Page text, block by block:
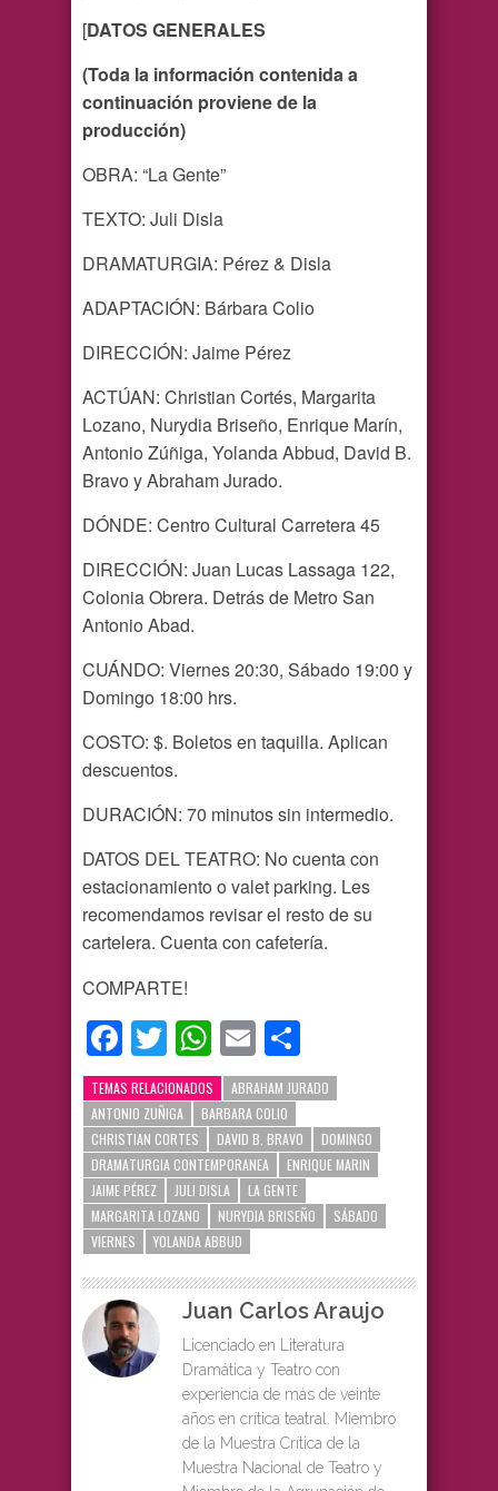
[DATOS GENERALES
(Toda la información contenida a
continuación proviene de la
producción)
OBRA: “La Gente”
TEXTO: Juli Disla
DRAMATURGIA: Pérez & Disla
ADAPTACIÓN: Bárbara Colio
DIRECCIÓN: Jaime Pérez
ACTÚAN: Christian Cortés, Margarita
Lozano, Nurydia Briseño, Enrique Marín,
Antonio Zúñiga, Yolanda Abbud, David B.
Bravo y Abraham Jurado.
DÓNDE: Centro Cultural Carretera 45
DIRECCIÓN: Juan Lucas Lassaga 122,
Colonia Obrera. Detrás de Metro San
Antonio Abad.
CUÁNDO: Viernes 20:30, Sábado 19:00 y
Domingo 18:00 hrs.
COSTO: $. Boletos en taquilla. Aplican
descuentos.
DURACIÓN: 70 minutos sin intermedio.
DATOS DEL TEATRO: No cuenta con
estacionamiento o valet parking. Les
recomendamos revisar el resto de su
cartelera. Cuenta con cafetería.
COMPARTE!
Facebook
TwitterWhatsApp
Email
TEMAS RELACIONADOS
ABRAHAM JURADO
ANTONIO ZUÑIGA
BARBARA COLIO
CHRISTIAN CORTES
DAVID B. BRAVO
DOMINGO
DRAMATURGIA CONTEMPORANEA
ENRIQUE MARIN
JAIME PÉREZ
JULI DISLA
LA GENTE
MARGARITA LOZANO
NURYDIA BRISEÑO
SÁBADO
VIERNES
YOLANDA ABBUD
Juan Carlos Araujo
Licenciado en Literatura
Dramática y Teatro con
experiencia de más de veinte
años en crítica teatral. Miembro
de la Muestra Crítica de la
Muestra Nacional de Teatro y